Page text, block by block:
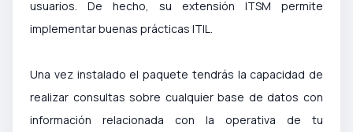
usuarios. De hecho, su extensión ITSM permite
implementar buenas prácticas ITIL.
Una vez instalado el paquete tendrás la capacidad de
realizar consultas sobre cualquier base de datos con
información relacionada con la operativa de tu